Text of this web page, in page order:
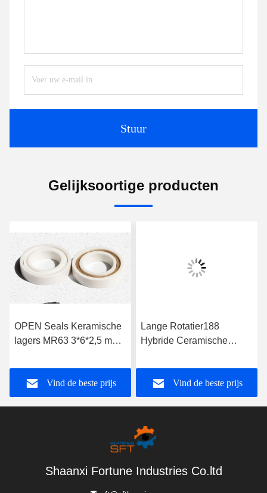
Stuur
Gelijksoortige producten
OPEN Seals Keramische
lagers MR63 3*6*2,5 mm
enkele rij
Vind de beste prijs
Lange Rotatier188
Hybride Ceramische
Ceramisch Lager
Vind de beste prijs
Shaanxi Fortune Industries Co.ltd